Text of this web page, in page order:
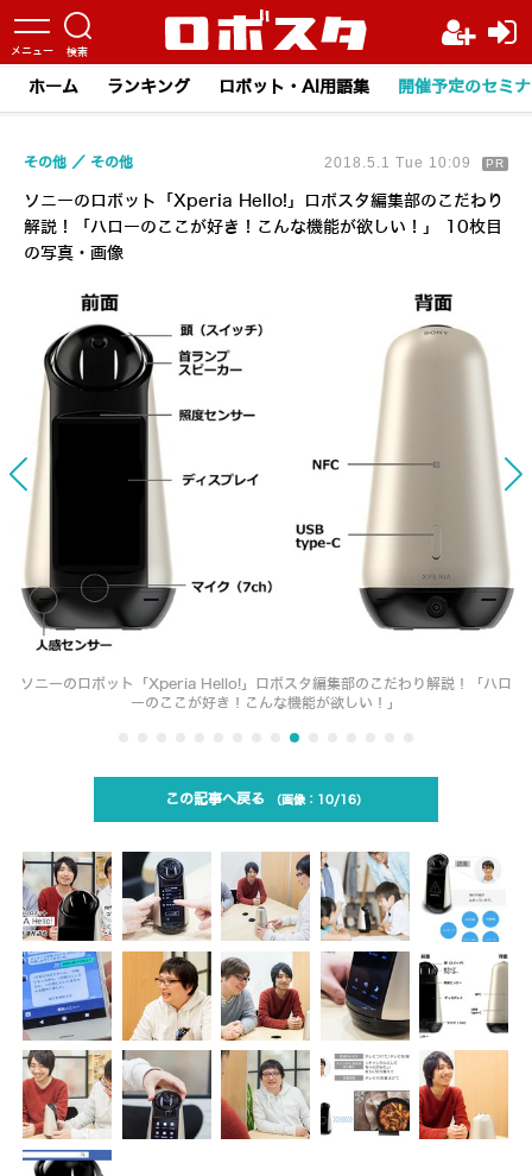
ホーム ランキング ロボット・AI用語集 開催予定のセミ
ソニーのロボット「Xperia Hello!」ロボスタ編集部のこだわり
解説！「ハローのここが好き！こんな機能が欲しい！」 10枚目
の写真・画像
その他 その他 2018.5.1 Tue 10:09 PR
ソニーのロボット「Xperia Hello!」ロボスタ編集部のこだわり解説！「ハロ
ーのここが好き！こんな機能が欲しい！」
この記事へ戻る 10/16